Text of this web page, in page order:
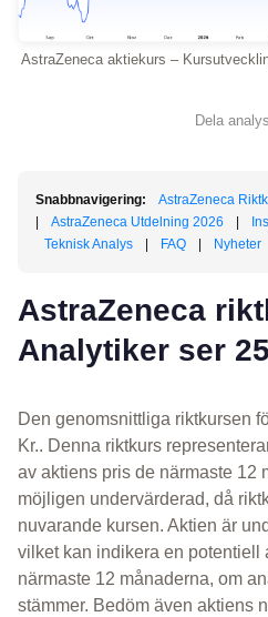
AstraZeneca aktiekurs –
Dela
Snabbnavigering: AstraZeneca
AstraZeneca Utdelning 2026
Teknisk Analys
FAQ Nyheter
AstraZeneca
Analytiker ser
Den genomsnittliga riktkursen
Kr.. Denna riktkurs
av aktiens pris de närmaste 12
möjligen undervärderad, då
nuvarande kursen. Aktien är
vilket kan indikera en potentiell
närmaste 12 månaderna, om
stämmer. Bedöm även aktiens